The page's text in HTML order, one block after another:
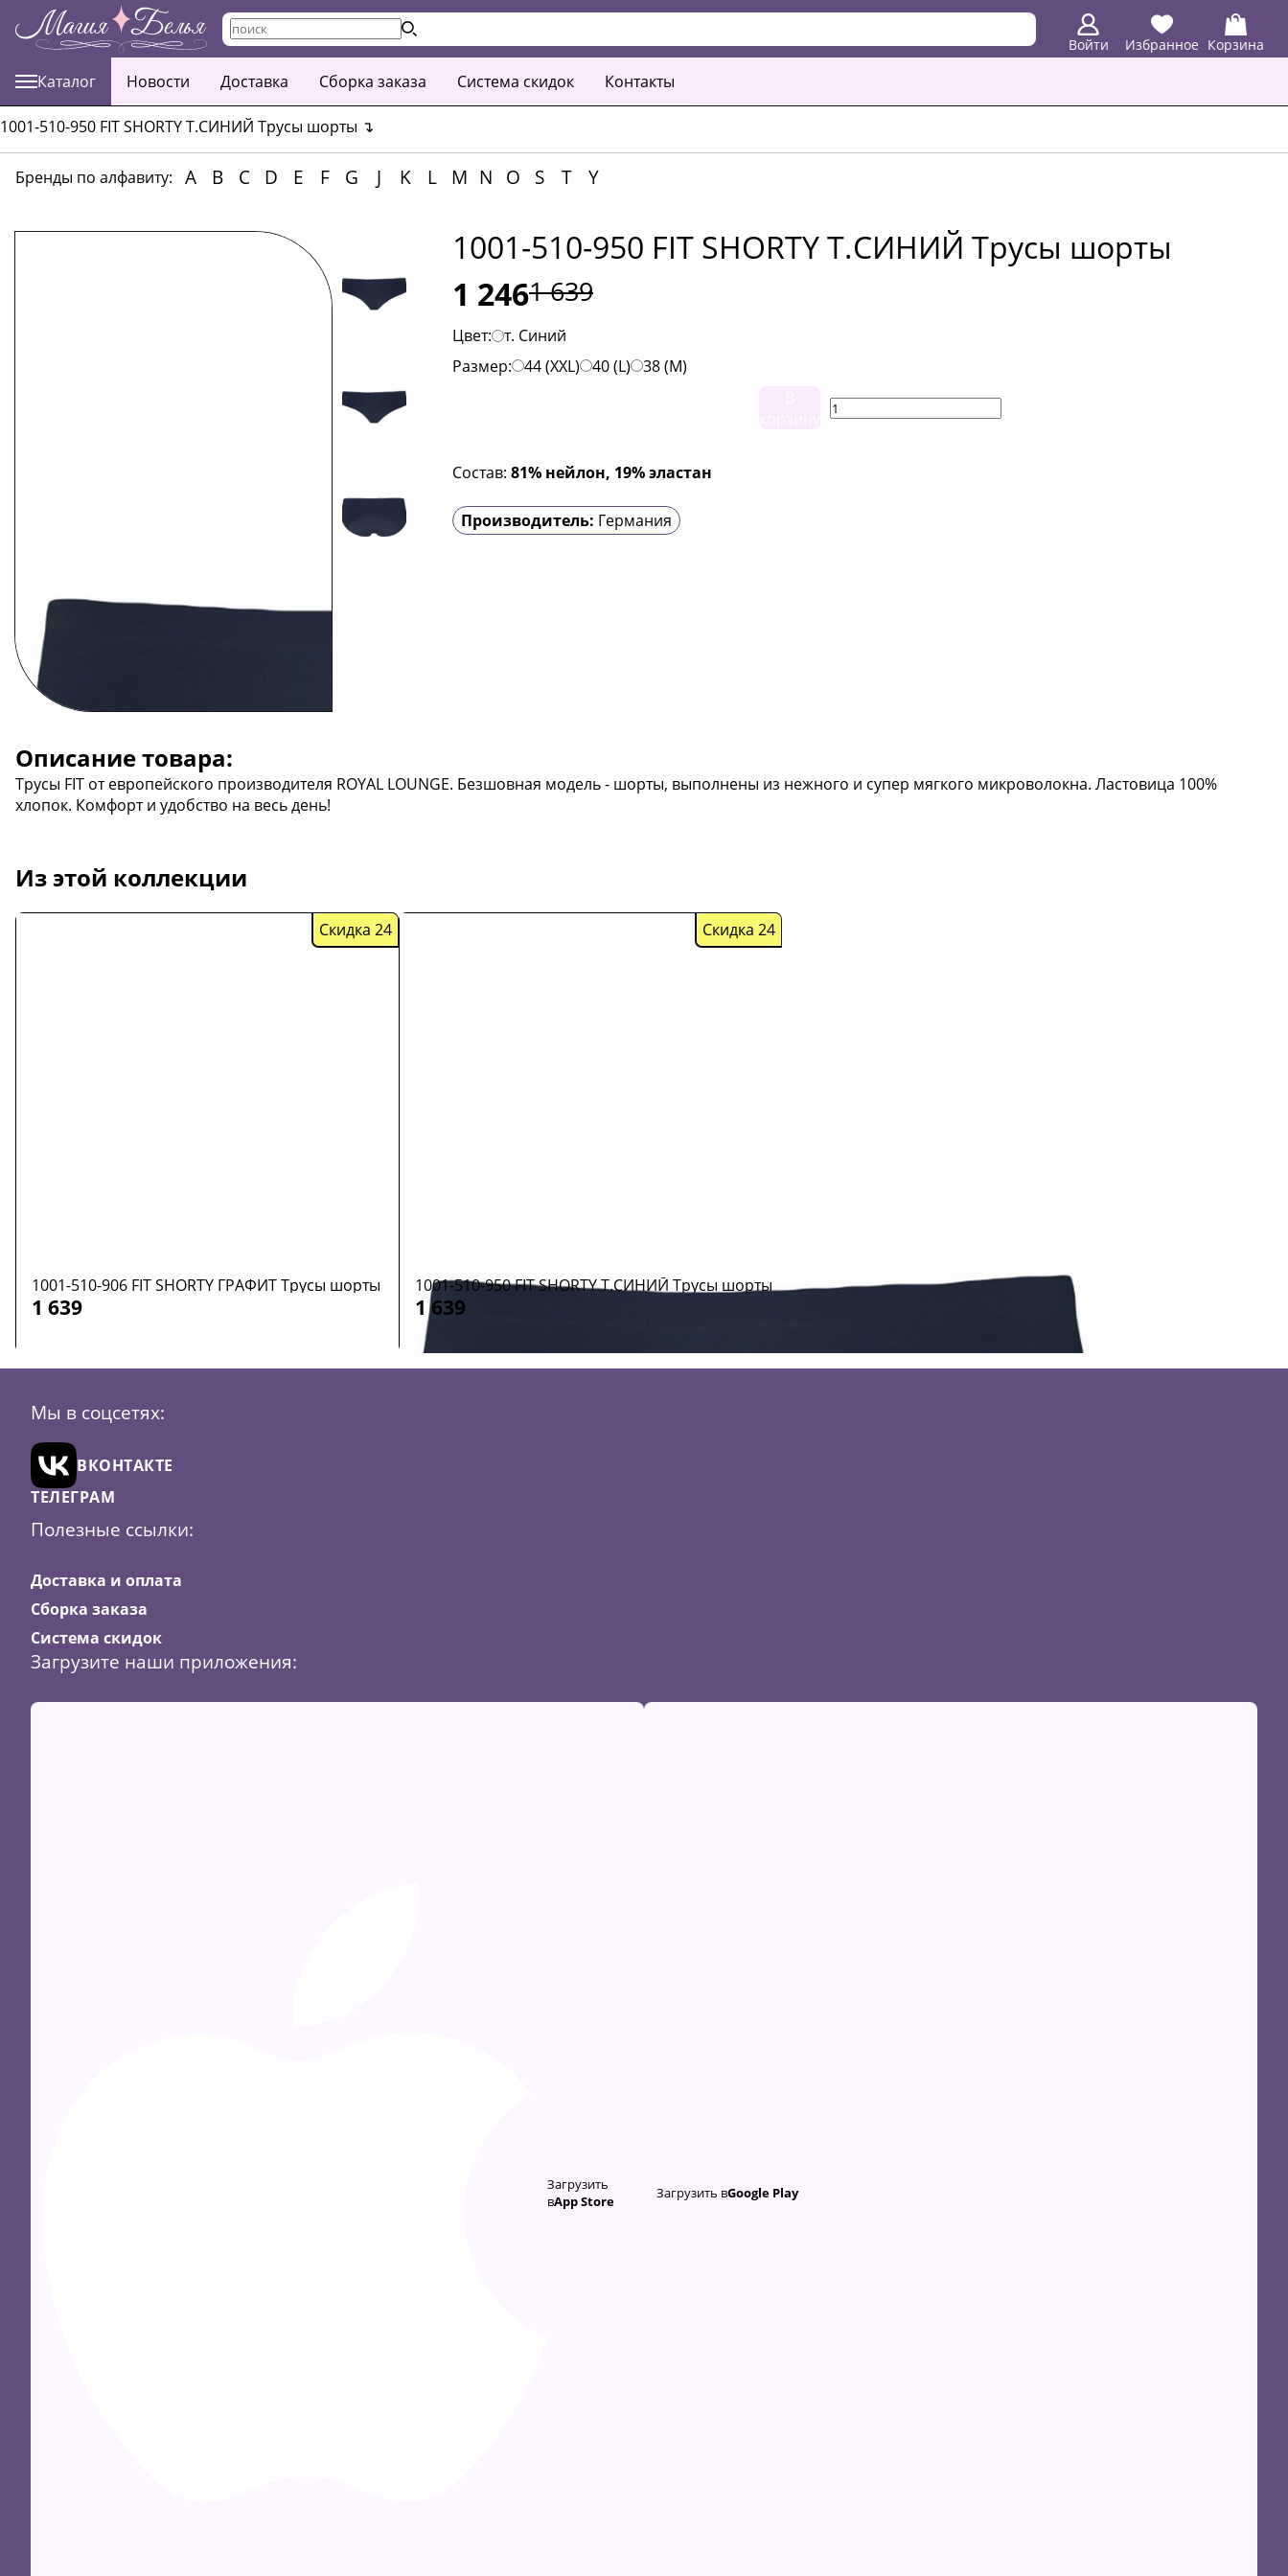
Войти Избранное Корзина
Каталог Новости Доставка Сборка заказа Система скидок Контакты
1001-510-950 FIT SHORTY Т.СИНИЙ Трусы шорты ↴
Бренды по алфавиту: A B C D E F G J K L M N O S T Y
1001-510-950 FIT SHORTY Т.СИНИЙ Трусы шорты
1 2461 639
Цвет:
т. Синий
Размер:
44 (XXL) 40 (L)
38 (M)
Состав: 81% нейлон, 19% эластан
Производитель: Германия
Описание товара:
Трусы FIT от европейского производителя ROYAL LOUNGE. Безшовная модель - шорты, выполнены из нежного и супер мягкого микроволокна. Ластовица 100%
хлопок. Комфорт и удобство на весь день!
Из этой коллекции
Скидка 24
1001-510-906 FIT SHORTY ГРАФИТ Трусы шорты
1 639
Цвет: Графит
Скидка 24
1001-510-950 FIT SHORTY Т.СИНИЙ Трусы шорты
1 639
Мы в соцсетях:
ВКОНТАКТЕ
ТЕЛЕГРАМ
Полезные ссылки:
Доставка и оплата
Сборка заказа
Система скидок
Загрузите наши приложения:
Загрузить
вApp Store Загрузить вGoogle Play